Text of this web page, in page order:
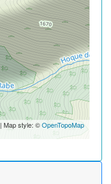
| Map style: ©OpenTopoMap